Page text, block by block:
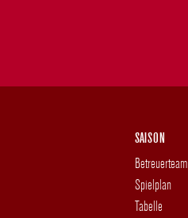
SAISON
Betreuerteam
Spielplan
Tabelle